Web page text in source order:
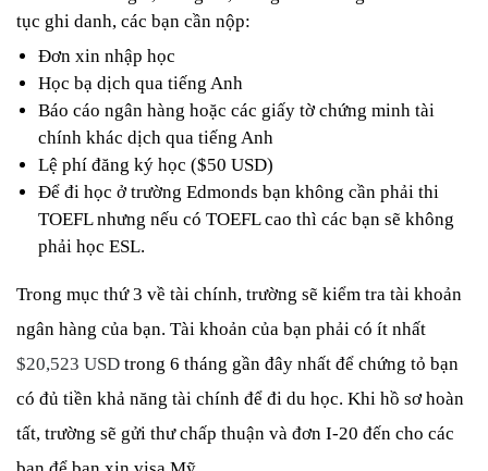
tục ghi danh, các bạn cần nộp:
Đơn xin nhập học
Học bạ dịch qua tiếng Anh
Báo cáo ngân hàng hoặc các giấy tờ chứng minh tài
chính khác dịch qua tiếng Anh
Lệ phí đăng ký học ($50 USD)
Để đi học ở trường Edmonds bạn không cần phải thi
TOEFL nhưng nếu có TOEFL cao thì các bạn sẽ không
phải học ESL.
Trong mục thứ 3 về tài chính, trường sẽ kiểm tra tài khoản
$20,523 USD trong 6 tháng gần đây nhất để chứng tỏ bạn
có đủ tiền khả năng tài chính để đi du học. Khi hồ sơ hoàn
tất, trường sẽ gửi thư chấp thuận và đơn I-20 đến cho các